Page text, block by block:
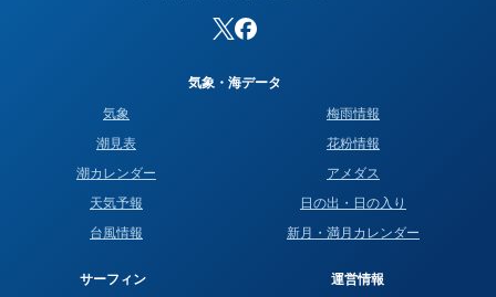
気象・海データ
気象
潮見表
潮カレンダー
天気予報
台風情報
梅雨情報
花粉情報
アメダス
日の出・日の入り
新月・満月カレンダー
サーフィン 運営情報